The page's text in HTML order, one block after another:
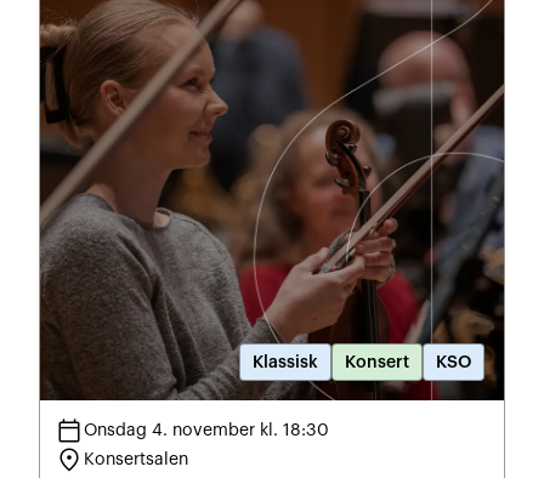
Klassisk Konsert KSO
calendar_todayOnsdag 4. november kl. 18:30
location_on Konsertsalen